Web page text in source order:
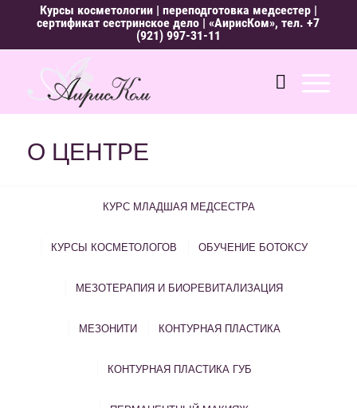
Курсы косметологии| переподготовка медсестер|
сертификат сестринское дело | «АирисКом», тел.+7
(921) 997-31-11
О ЦЕНТРЕ
КУРС МЛАДШАЯ МЕДСЕСТРА
КУРСЫ КОСМЕТОЛОГОВ ОБУЧЕНИЕ БОТОКСУ
МЕЗОТЕРАПИЯ И БИОРЕВИТАЛИЗАЦИЯ
МЕЗОНИТИ КОНТУРНАЯ ПЛАСТИКА
КОНТУРНАЯ ПЛАСТИКА ГУБ